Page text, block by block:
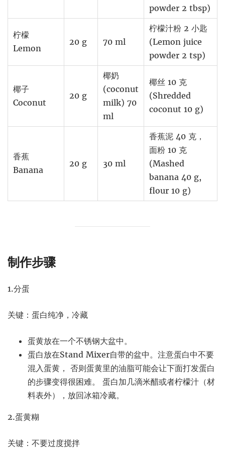
powder 2 tbsp)
柠檬
Lemon
20 g 70 ml
柠檬汁粉 2 小匙
(Lemon juice
powder 2 tsp)
椰子
Coconut
20 g
椰奶
(coconut
milk) 70
ml
椰丝 10 克
(Shredded
coconut 10 g)
香蕉
Banana
20 g 30 ml
香蕉泥 40 克，
面粉 10 克
(Mashed
banana 40 g,
flour 10 g)
制作步骤
1.分蛋
关键：蛋白纯净，冷藏
蛋黄放在一个不锈钢大盆中。
蛋白放在Stand Mixer自带的盆中。注意蛋白中不要
混入蛋黄， 否则蛋黄里的油脂可能会让下面打发蛋白
的步骤变得很困难。 蛋白加几滴米醋或者柠檬汁（材
料表外），放回冰箱冷藏。
2.蛋黄糊
关键：不要过度搅拌